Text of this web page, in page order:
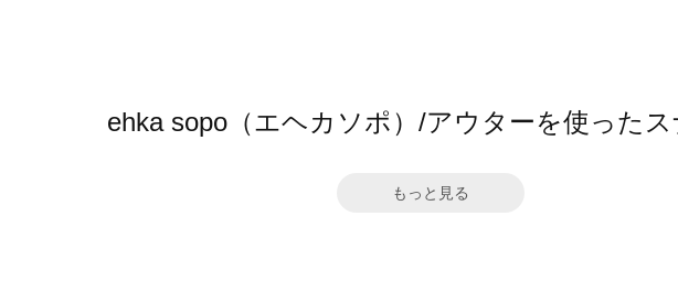
ehka sopo（エヘカソポ）/アウターを使った
もっと見る